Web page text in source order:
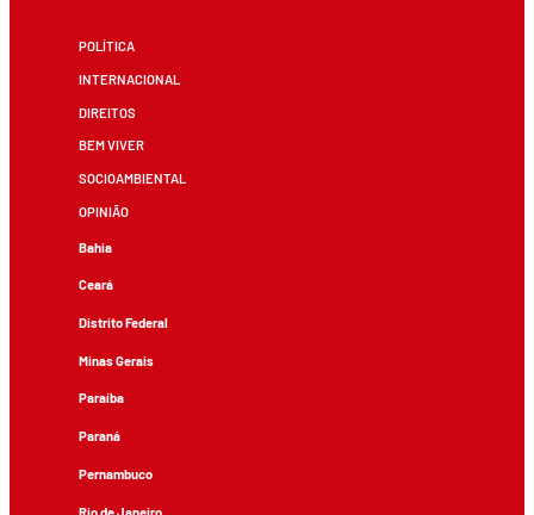
POLÍTICA
INTERNACIONAL
DIREITOS
BEM VIVER
SOCIOAMBIENTAL
OPINIÃO
Bahia
Ceará
Distrito Federal
Minas Gerais
Paraíba
Paraná
Pernambuco
Rio de Janeiro